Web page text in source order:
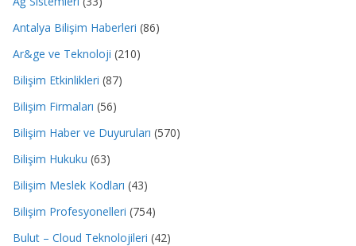
Antalya Bilişim Haberleri (86)
Ar&ge ve Teknoloji (210)
Bilişim Etkinlikleri (87)
Bilişim Firmaları (56)
Bilişim Haber ve Duyuruları (570)
Bilişim Hukuku (63)
Bilişim Meslek Kodları (43)
Bilişim Profesyonelleri (754)
Bulut – Cloud Teknolojileri (42)